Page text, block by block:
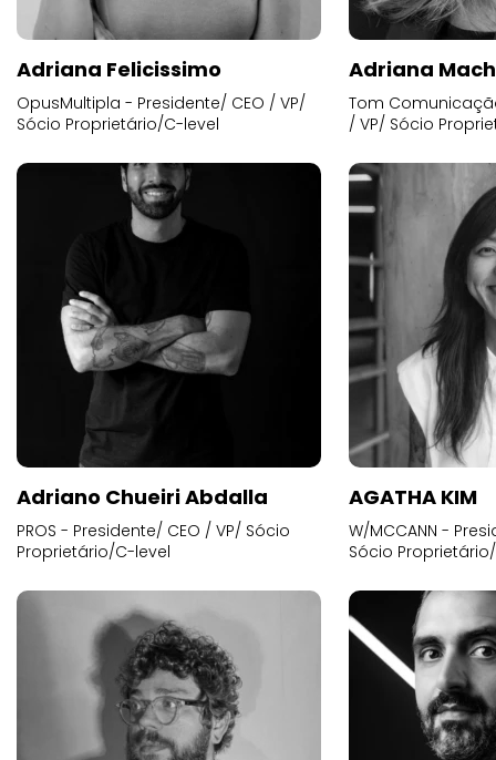
Adriana Felicissimo
OpusMultipla - Presidente/ CEO / VP/
Sócio Proprietário/C-level
Adriana
Tom
/ VP/ Sócio
Adriano Chueiri Abdalla
PROS - Presidente/ CEO / VP/ Sócio
Proprietário/C-level
AGATHA KIM
W/MCCANN -
Sócio